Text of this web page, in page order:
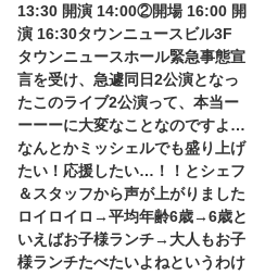
13:30 開演 14:00②開場 16:00 開
演 16:30タウンニュースビル3F
タウンニュースホール緊急事態宣
言を受け、急遽同日2公演となっ
たこのライブ2公演って、本当ー
ーーーに大変なことなのですよ…
なんとかミッシェルでも盛り上げ
たい！応援したい…！！とシェフ
＆スタッフから声が上がりました
ロイロイロ→平均年齢6歳→6歳と
いえばお子様ランチ→大人もお子
様ランチたべたいよね︎というわけ